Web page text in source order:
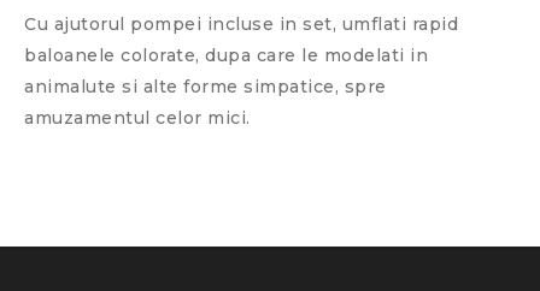
Cu ajutorul pompei incluse in set, umflati rapid
baloanele colorate, dupa care le modelati in
animalute si alte forme simpatice, spre
amuzamentul celor mici.